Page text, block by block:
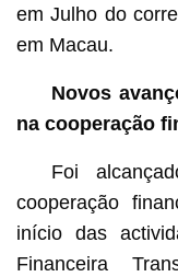
em Julho do
em Macau.
Novos
na cooperação
Foi
cooperação
início das
Financeira